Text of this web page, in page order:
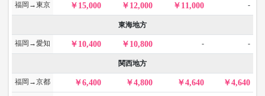
福岡→東京 15,000 12,000 11,000 -
東海地方
福岡→愛知 10,400 10,800 - -
関西地方
福岡→京都 6,400 4,800 4,640 4,640